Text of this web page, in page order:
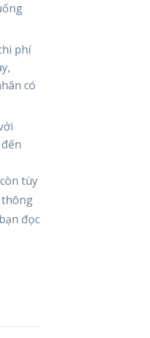
phí
có
tùy
thông
đọc